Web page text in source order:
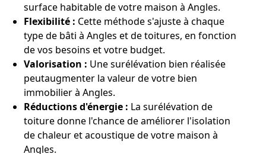
surface habitable de votre maison à Angles.
Flexibilité : Cette méthode s'ajuste à chaque
type de bâti à Angles et de toitures, en fonction
de vos besoins et votre budget.
Valorisation : Une surélévation bien réalisée
peutaugmenter la valeur de votre bien
immobilier à Angles.
Réductions d'énergie : La surélévation de
toiture donne l'chance de améliorer l'isolation
de chaleur et acoustique de votre maison à
Angles.